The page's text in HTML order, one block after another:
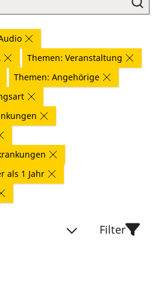
Themen: Veranstaltung
Themen: Angehörige
als 1 Jahr
Filter